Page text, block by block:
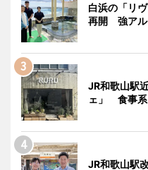
白浜の「リ
再開 強アル
JR和歌山駅
ェ」 食事系
JR和歌山駅